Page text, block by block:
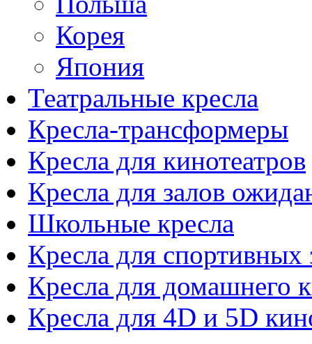
Корея
Япония
Театральные кресла
Кресла-трансформеры
Кресла для кинотеатров
Кресла для залов
Школьные кресла
Кресла для спортивных
Кресла для домашнего
Кресла для 4D и 5D